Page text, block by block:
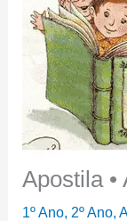
Apostila •
1º Ano, 2º Ano,